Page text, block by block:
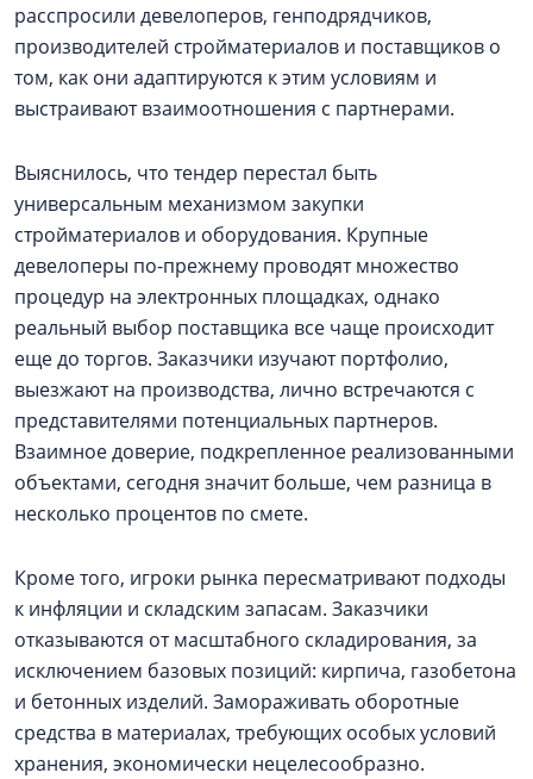
расспросили девелоперов, генподрядчиков,
производителей стройматериалов и поставщиков о
том, как они адаптируются к этим условиям и
выстраивают взаимоотношения с партнерами.
Выяснилось, что тендер перестал быть
универсальным механизмом закупки
стройматериалов и оборудования. Крупные
девелоперы по-прежнему проводят множество
процедур на электронных площадках, однако
реальный выбор поставщика все чаще происходит
еще до торгов. Заказчики изучают портфолио,
выезжают на производства, лично встречаются с
представителями потенциальных партнеров.
Взаимное доверие, подкрепленное реализованными
объектами, сегодня значит больше, чем разница в
несколько процентов по смете.
Кроме того, игроки рынка пересматривают подходы
к инфляции и складским запасам. Заказчики
отказываются от масштабного складирования, за
исключением базовых позиций: кирпича, газобетона
и бетонных изделий. Замораживать оборотные
средства в материалах, требующих особых условий
хранения, экономически нецелесообразно.